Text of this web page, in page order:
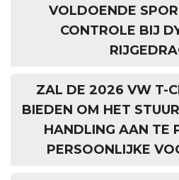
VOLDOENDE
CONTROLE BIJ
ZAL DE 2026 VW T-
BIEDEN OM HET
HANDLING AAN TE
PERSOONLIJKE